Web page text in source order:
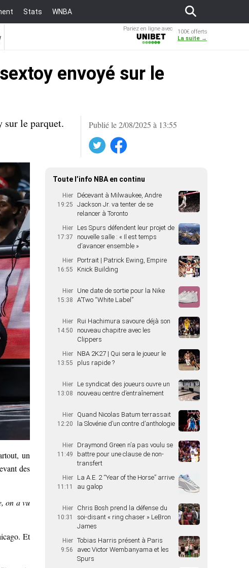
Stats WNBA
Pariez en ligne avec
100€ offerts
La suite →
envoyé sur le
Publié le 2/08/2025 à 13:55
Facebook
sur le parquet.
un
des
on a vu
Et
Toute l’info NBA en continu
Hier
19:25
Décevant à Milwaukee, Andre
Jackson Jr. va tenter de se
relancer à Toronto
Hier
17:37
Les Spurs défendent leur projet de
nouvelle salle : « Il est temps
d’avancer ensemble »
Hier
16:55
Portrait | Patrick Ewing, Empire
Knick Building
Hier
15:38
Une date de sortie pour la Nike
A’Two “White Label”
Hier
14:50
Rui Hachimura savoure déjà son
nouveau chapitre avec les
Clippers
Hier
13:55
NBA 2K27 | Qui sera le joueur le
plus rapide ?
Hier
13:08
Le syndicat des joueurs ouvre un
nouveau centre d’entraînement
Hier
12:20
Quand Nicolas Batum terrassait
la Slovénie d’un contre d’anthologie
Hier
11:49
Draymond Green n’a pas voulu se
battre pour une clause de non-
transfert
Hier
11:11
La A.E. 2 “Year of the Horse” arrive
au galop
Hier
10:31
Chris Bosh prend la défense du
soi-disant « ring chaser » LeBron
James
Hier
9:56
Tobias Harris présent à Paris
avec Victor Wembanyama et les
Spurs